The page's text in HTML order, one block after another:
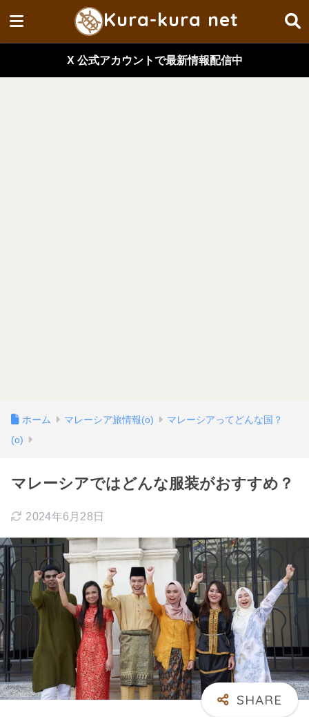
Kura-kura net
X 公式アカウントで最新情報配信中
ホーム マレーシア旅情報(o)
マレーシアってどんな国？
(o)
マレーシアではどんな服装がおすすめ？
2024年6月28日